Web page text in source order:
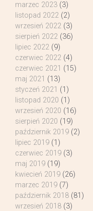
marzec 2023 (3)
listopad 2022 (2)
wrzesień 2022 (3)
sierpień 2022 (36)
lipiec 2022 (9)
czerwiec 2022 (4)
czerwiec 2021 (15)
maj 2021 (13)
styczeń 2021 (1)
listopad 2020 (1)
wrzesień 2020 (16)
sierpień 2020 (19)
październik 2019 (2)
lipiec 2019 (1)
czerwiec 2019 (3)
maj 2019 (19)
kwiecień 2019 (26)
marzec 2019 (7)
październik 2018 (81)
wrzesień 2018 (3)